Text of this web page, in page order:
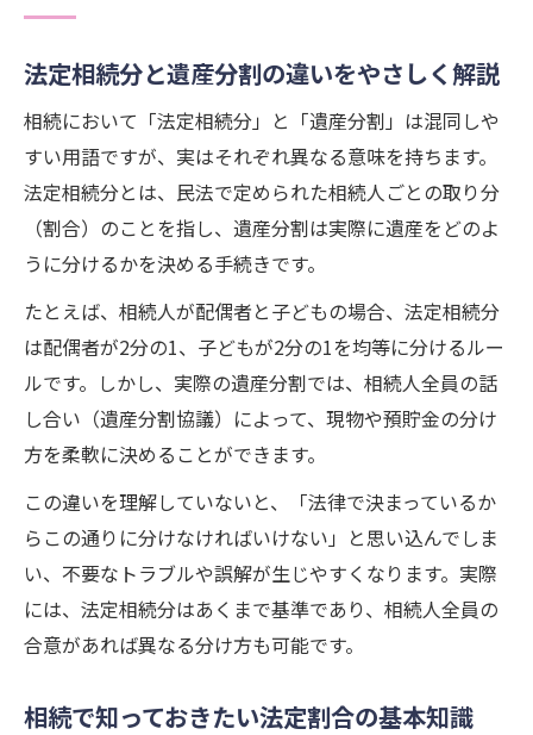
法定相続分と遺産分割の違いをやさしく解説
相続において「法定相続分」と「遺産分割」は混同しや
すい用語ですが、実はそれぞれ異なる意味を持ちます。
法定相続分とは、民法で定められた相続人ごとの取り分
（割合）のことを指し、遺産分割は実際に遺産をどのよ
うに分けるかを決める手続きです。
たとえば、相続人が配偶者と子どもの場合、法定相続分
は配偶者が2分の1、子どもが2分の1を均等に分けるルー
ルです。しかし、実際の遺産分割では、相続人全員の話
し合い（遺産分割協議）によって、現物や預貯金の分け
方を柔軟に決めることができます。
この違いを理解していないと、「法律で決まっているか
らこの通りに分けなければいけない」と思い込んでしま
い、不要なトラブルや誤解が生じやすくなります。実際
には、法定相続分はあくまで基準であり、相続人全員の
合意があれば異なる分け方も可能です。
相続で知っておきたい法定割合の基本知識